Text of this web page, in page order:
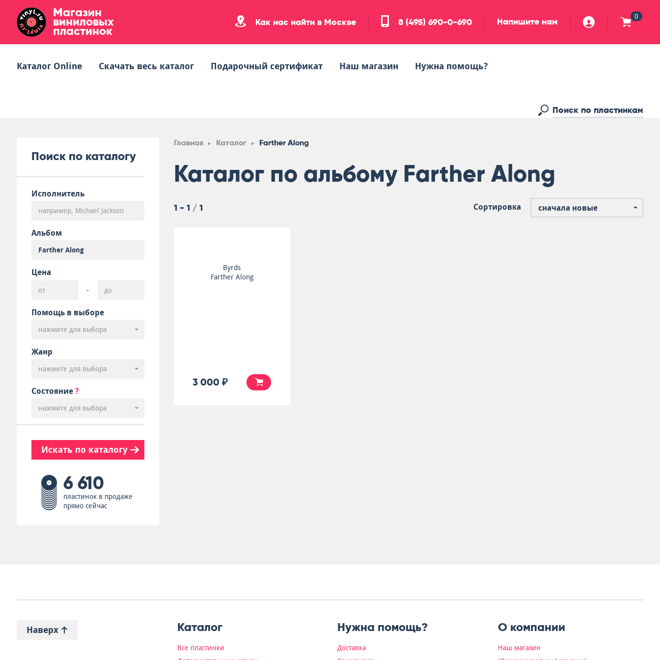
Магазин
виниловых
пластинок
Как нас найти в Москве 8 (495) 690-0-690 Напишите нам 0
Каталог Online Скачать весь каталог Подарочный сертификат Наш магазин Нужна помощь?
Поиск по каталогу
Исполнитель
Альбом
Цена
-
Помощь в выборе
нажмите для выбора
Жанр
нажмите для выбора
Состояние ?
нажмите для выбора
Искать по каталогу
6 610
пластинок в продаже
прямо сейчас
Главная Каталог Farther Along
Каталог по альбому Farther Along
1 - 1 / 1 Сортировка сначала новые
Byrds
Farther Along
3 000 ₽
Наверх Каталог
Все пластинки
Нужна помощь?
Доставка
О компании
Наш магазин